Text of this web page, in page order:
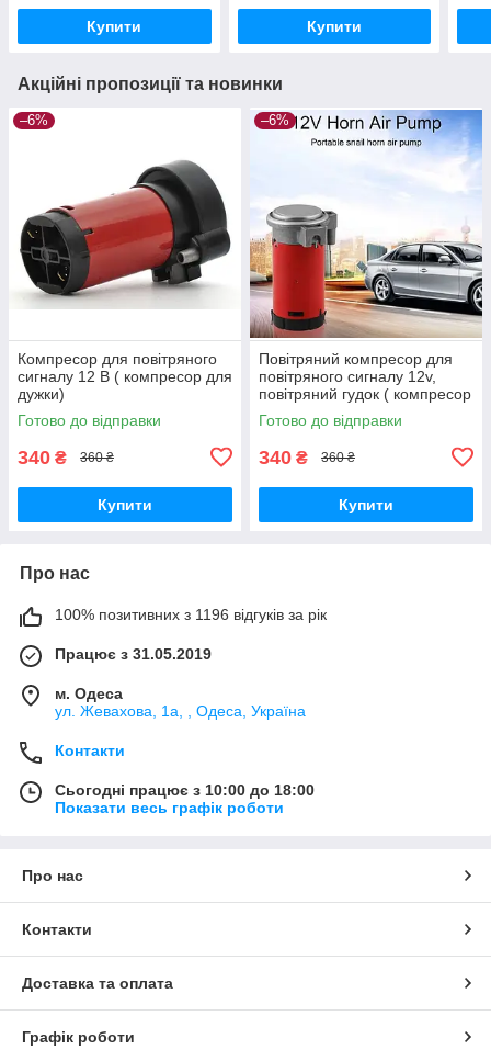
Купити Купити
Акційні пропозиції та новинки
–6%
Компресор для повітряного
сигналу 12 В ( компресор для
дужки)
Готово до відправки
340 ₴ 360 ₴
Купити
–6%
Повітряний компресор для
повітряного сигналу 12v,
повітряний гудок ( компресор
для дудки)
Готово до відправки
340 ₴ 360 ₴
Купити
Про нас
100% позитивних з 1196 відгуків за рік
Працює з 31.05.2019
м. Одеса
ул. Жевахова, 1a, , Одеса, Україна
Контакти
Сьогодні працює з 10:00 до 18:00
Показати весь графік роботи
Про нас
Контакти
Доставка та оплата
Графік роботи